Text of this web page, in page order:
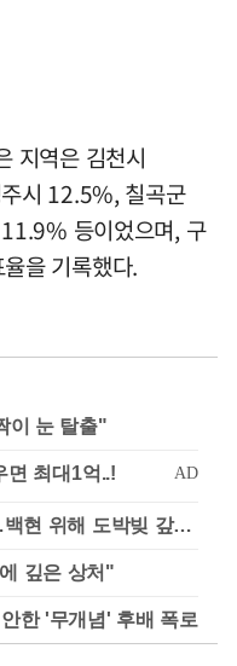
지역은 김천시
시 12.5%, 칠곡군
등이었으며, 구
을 기록했다.
이 눈 탈출"
차가원 "MC몽에 400억 뜯겨…백현 위해 도박빚 갚아줘"
깊은 상처"
한 '무개념' 후배 폭로